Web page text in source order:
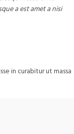
a est amet a nisi
in curabitur ut massa